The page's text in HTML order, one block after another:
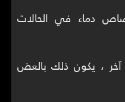
دماء في الحالات
، يكون ذلك بالعض